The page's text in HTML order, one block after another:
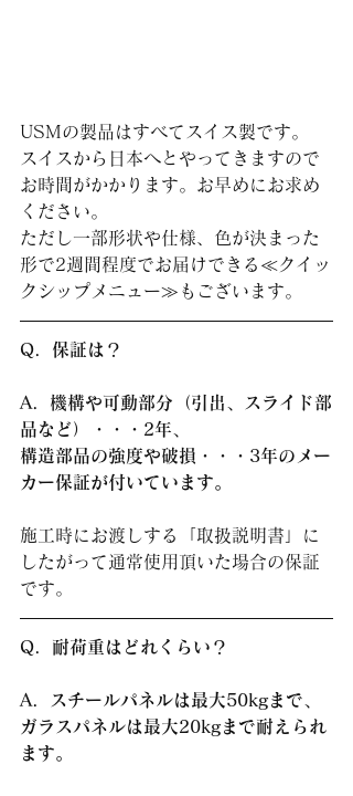
USMの製品はすべてスイス製です。
スイスから日本へとやってきますので
お時間がかかります。お早めにお求め
ください。
ただし一部形状や仕様、色が決まった
形で2週間程度でお届けできる≪クイッ
クシップメニュー≫もございます。
Q．保証は？
A．機構や可動部分（引出、スライド部
品など）・・・2年、
構造部品の強度や破損・・・3年のメー
カー保証が付いています。
施工時にお渡しする「取扱説明書」に
したがって通常使用頂いた場合の保証
です。
Q．耐荷重はどれくらい？
A．スチールパネルは最大50kgまで、
ガラスパネルは最大20kgまで耐えられ
ます。